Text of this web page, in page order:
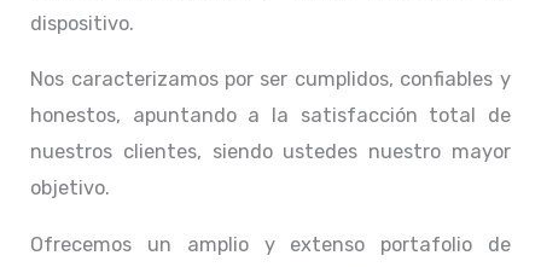
dispositivo.
Nos caracterizamos por ser cumplidos, confiables y
honestos, apuntando a la satisfacción total de
nuestros clientes, siendo ustedes nuestro mayor
objetivo.
Ofrecemos un amplio y extenso portafolio de